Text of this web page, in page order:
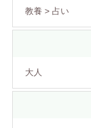
教養 > 占い
大人